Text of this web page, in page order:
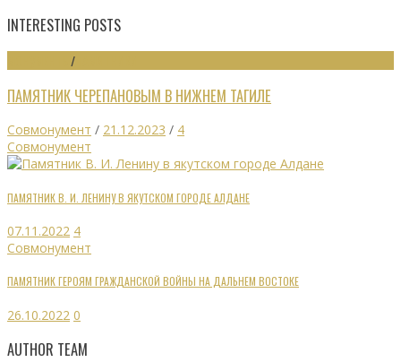
INTERESTING POSTS
/
ПАМЯТНИК ЧЕРЕПАНОВЫМ В НИЖНЕМ ТАГИЛЕ
Совмонумент / 21.12.2023 / 4
Совмонумент
ПАМЯТНИК В. И. ЛЕНИНУ В ЯКУТСКОМ ГОРОДЕ АЛДАНЕ
07.11.2022 4
Совмонумент
ПАМЯТНИК ГЕРОЯМ ГРАЖДАНСКОЙ ВОЙНЫ НА ДАЛЬНЕМ ВОСТОКЕ
26.10.2022 0
AUTHOR TEAM